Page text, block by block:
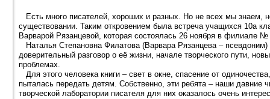
Есть много писателей, хороших и разных. Но не всех мы знаем,
существовании. Таким откровением была встреча учащихся 10а
Варварой Рязанцевой, которая состоялась 26 ноября в филиале №
Наталья Степановна Филатова (Варвара Рязанцева –
доверительный разговор о её жизни, начале творческого пути,
проблемах.
Для этого человека книги – свет в окне, спасение от
пыталась передать детям. Собственно, эти ребята – наши давние
творческой лаборатории писателя для них оказалось очень